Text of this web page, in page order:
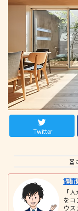
Twitter
記
「
を
ウ